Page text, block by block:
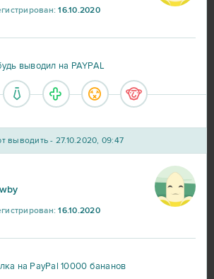
16.10.2020
выводил на PAYPAL
выводить - 27.10.2020, 09:47
16.10.2020
на PayPal 10000 бананов